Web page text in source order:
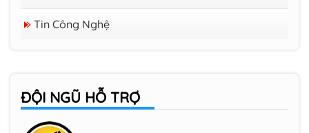
Tin Công Nghệ
ĐỘI NGŨ HỖ TRỢ